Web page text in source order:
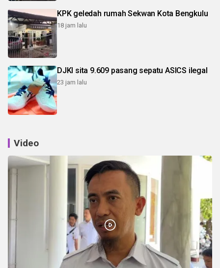
KPK geledah rumah Sekwan Kota Bengkulu
18 jam lalu
DJKI sita 9.609 pasang sepatu ASICS ilegal
23 jam lalu
Video